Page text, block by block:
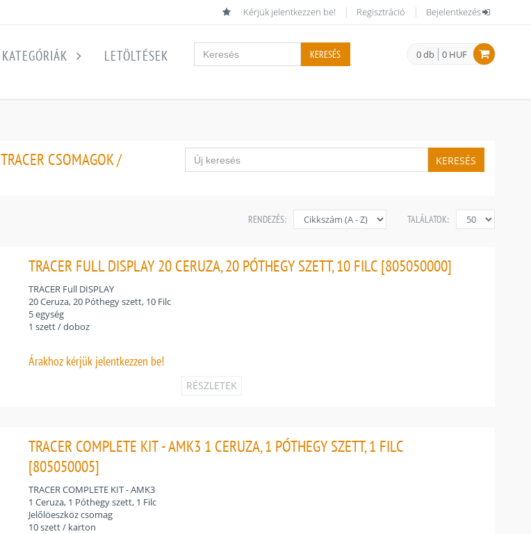
Kérjük jelentkezzen be! Regisztráció Bejelentkezés
0 db 0 HUF
KATEGÓRIÁK LETÖLTÉSEK KERESÉS
TRACER CSOMAGOK /
KERESÉS
TALÁLATOK:
RENDEZÉS:
TRACER FULL DISPLAY 20 CERUZA, 20 PÓTHEGY SZETT, 10 FILC [805050000]
TRACER Full DISPLAY
20 Ceruza, 20 Póthegy szett, 10 Filc
5 egység
1 szett / doboz
Árakhoz kérjük jelentkezzen be!
RÉSZLETEK
TRACER COMPLETE KIT - AMK3 1 CERUZA, 1 PÓTHEGY SZETT, 1 FILC
[805050005]
TRACER COMPLETE KIT - AMK3
1 Ceruza, 1 Póthegy szett, 1 Filc
Jelőlöeszköz csomag
10 szett / karton